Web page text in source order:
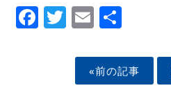
Facebook
Twitter
EmailShare
«前の記事